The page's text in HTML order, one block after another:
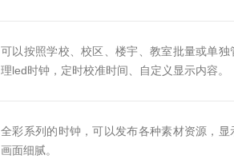
可以按照学校、校区、楼宇、教室批量或单独
理led时钟，定时校准时间、自定义显示内容。
全彩系列的时钟，可以发布各种素材资源，显
画面细腻。